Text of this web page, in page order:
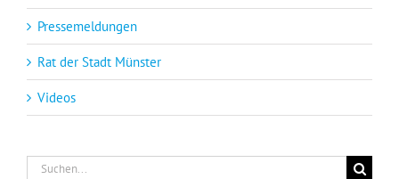
Pressemeldungen
Rat der Stadt Münster
Videos
Suche